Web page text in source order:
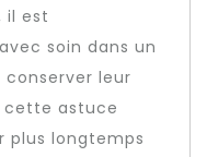
il est
soin dans un
leur
cette astuce
plus longtemps